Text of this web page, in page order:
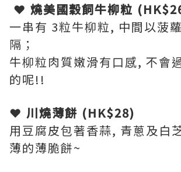
❤ 燒美國穀飼牛柳粒
一串有 3粒牛柳粒, 中間以菠
隔；
牛柳粒肉質嫩滑有口感, 不會
的呢!!
❤ 川燒薄餅 (HK$28)
用豆腐皮包著香蒜, 青蔥及白
薄的薄脆餅~